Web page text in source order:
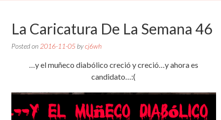
La Caricatura De La Semana 46
Posted on 2016-11-05bycj6wh
…y el muñeco diabólico creció y creció…y ahora es
candidato…:(